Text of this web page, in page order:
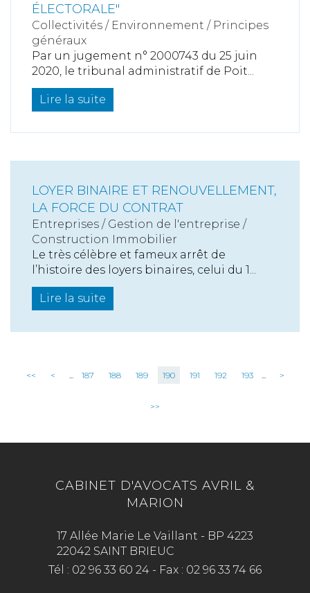
ÉLECTORALE"
Collectivités / Environnement / Principes
généraux
Par un jugement n° 2000743 du 25 juin
2020, le tribunal administratif de Poit...
Lire la suite
LOYER BINAIRE ET RENOUVELLEMENT,
LA FORCE DU CONTRAT
Entreprises / Gestion de l'entreprise /
Construction Immobilier
Le très célèbre et fameux arrêt de
l’histoire des loyers binaires, celui du 1...
Lire la suite
<< < 187 188 189 190 191 192 193 >
>>
CABINET D'AVOCATS AVRIL &
MARION
17 Allée Marie Le Vaillant - BP 4223
22042 SAINT BRIEUC
Tél : 02 96 33 60 24 - Fax : 02 96 33 74 66